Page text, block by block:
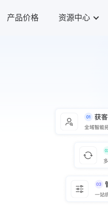
产品价格 资源中心